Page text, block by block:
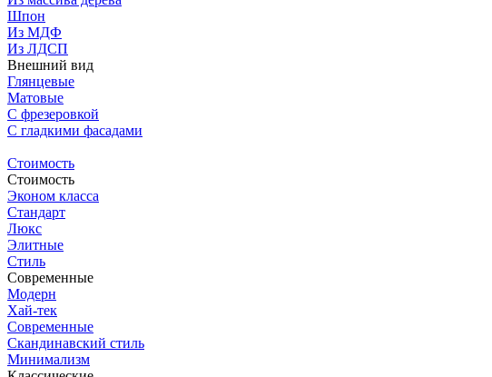
Шпон
Из МДФ
Из ЛДСП
Внешний вид
Глянцевые
Матовые
С фрезеровкой
C гладкими фасадами
Стоимость
Стоимость
Эконом класса
Стандарт
Люкс
Элитные
Стиль
Современные
Модерн
Хай-тек
Современные
Скандинавский стиль
Минимализм